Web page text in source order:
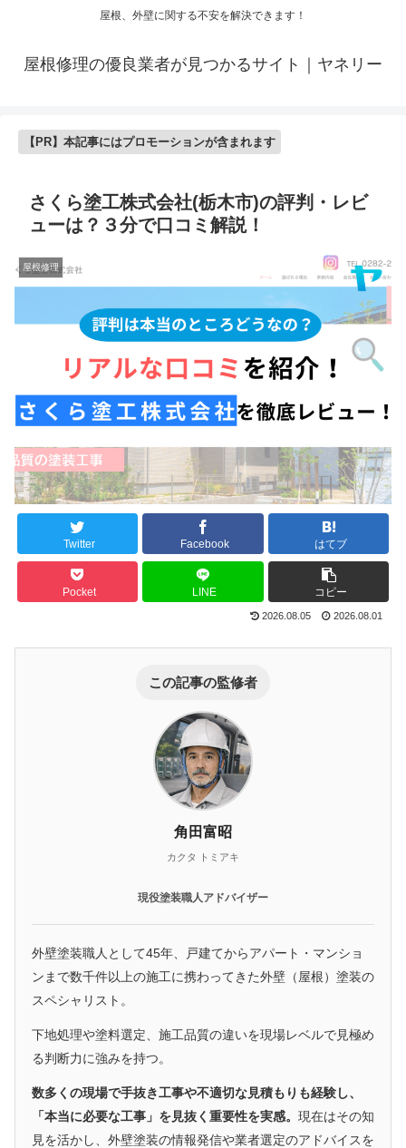
屋根、外壁に関する不安を解決できます！
屋根修理の優良業者が見つかるサイト｜ヤネリー
【PR】本記事にはプロモーションが含まれます
さくら塗工株式会社(栃木市)の評判・レビ
ューは？３分で口コミ解説！
屋根修理
Twitter Facebook はてブ
Pocket LINE コピー
2026.08.05 2026.08.01
この記事の監修者
角田富昭
カクタ トミアキ
現役塗装職人アドバイザー
外壁塗装職人として45年、戸建てからアパート・マンショ
ンまで数千件以上の施工に携わってきた外壁（屋根）塗装の
スペシャリスト。
下地処理や塗料選定、施工品質の違いを現場レベルで見極め
る判断力に強みを持つ。
数多くの現場で手抜き工事や不適切な見積もりも経験し、
「本当に必要な工事」を見抜く重要性を実感。 現在はその知
見を活かし、外壁塗装の情報発信や業者選定のアドバイスを